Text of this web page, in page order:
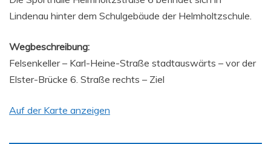
Lindenau hinter dem Schulgebäude der Helmholtzschule.
Wegbeschreibung:
Felsenkeller – Karl-Heine-Straße stadtauswärts – vor der
Elster-Brücke 6. Straße rechts – Ziel
Auf der Karte anzeigen